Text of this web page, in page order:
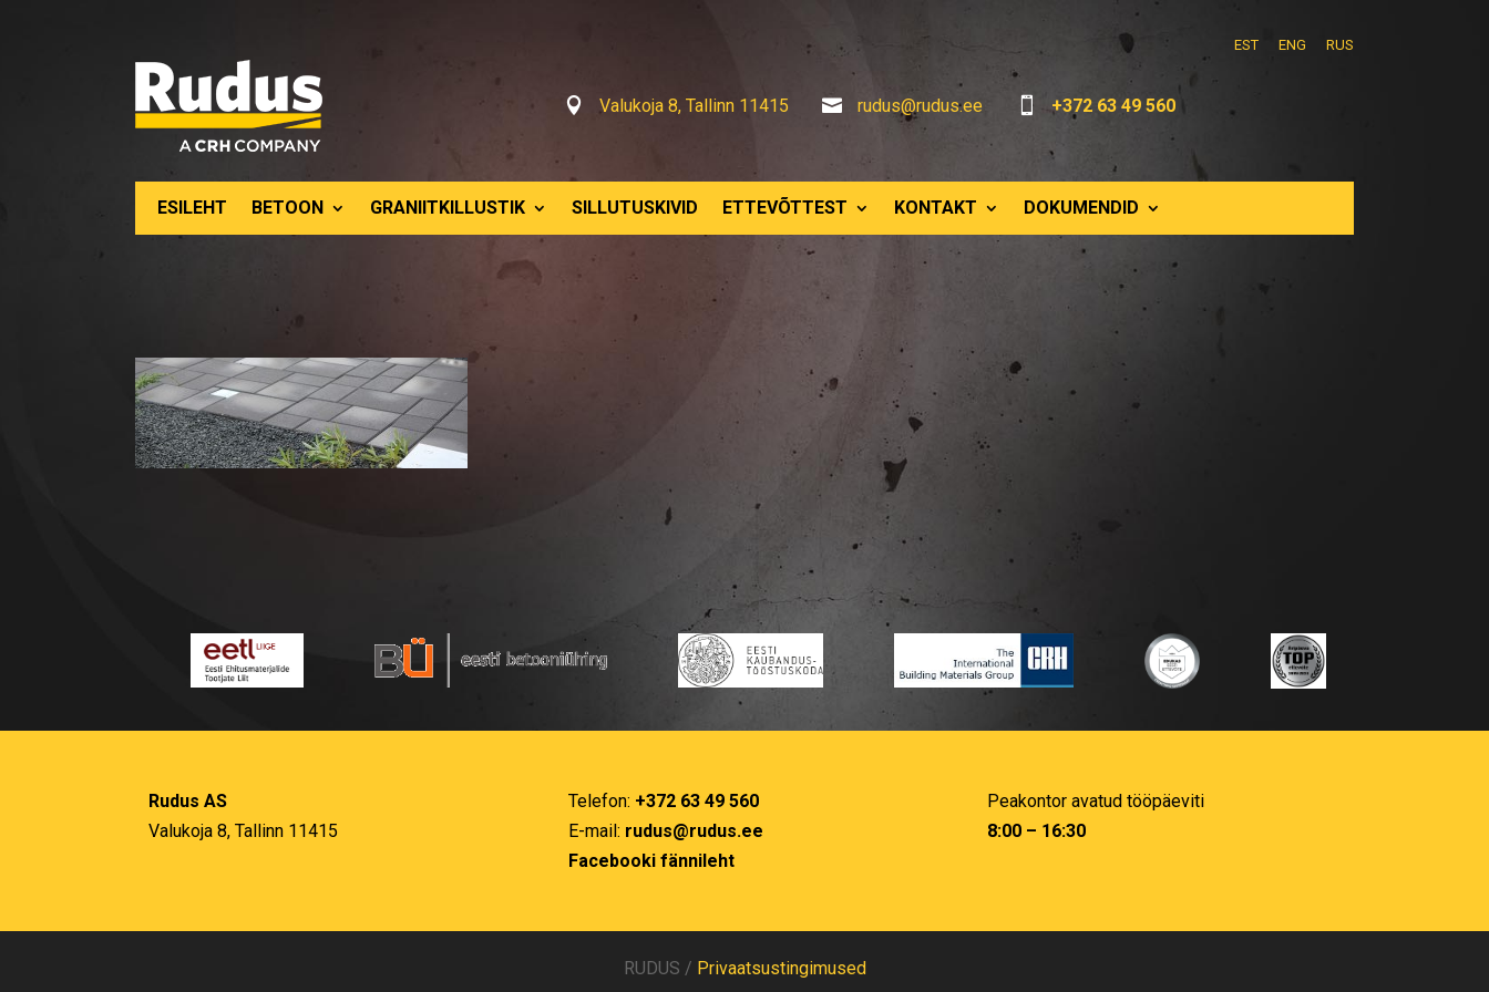
EST ENG RUS
 Valukoja 8, Tallinn 11415  rudus@rudus.ee  +372 63 49 560
ESILEHT BETOON GRANIITKILLUSTIK SILLUTUSKIVID ETTEVÕTTEST KONTAKT DOKUMENDID
Rudus AS
Valukoja 8, Tallinn 11415
Telefon: +372 63 49 560
E-mail: rudus@rudus.ee
Facebooki fännileht
Peakontor avatud tööpäeviti
8:00 – 16:30
RUDUS / Privaatsustingimused